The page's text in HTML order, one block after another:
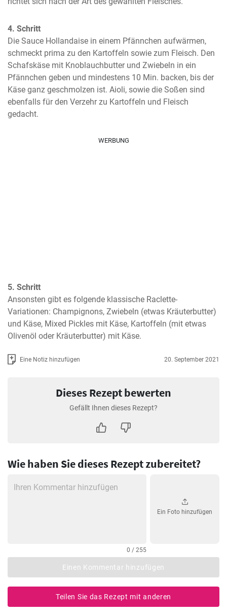
4. Schritt
Die Sauce Hollandaise in einem Pfännchen aufwärmen,
schmeckt prima zu den Kartoffeln sowie zum Fleisch. Den
Schafskäse mit Knoblauchbutter und Zwiebeln in ein
Pfännchen geben und mindestens 10 Min. backen, bis der
Käse ganz geschmolzen ist. Aioli, sowie die Soßen sind
ebenfalls für den Verzehr zu Kartoffeln und Fleisch
gedacht.
WERBUNG
5. Schritt
Ansonsten gibt es folgende klassische Raclette-
Variationen: Champignons, Zwiebeln (etwas Kräuterbutter)
und Käse, Mixed Pickles mit Käse, Kartoffeln (mit etwas
Olivenöl oder Kräuterbutter) mit Käse.
Eine Notiz hinzufügen 20. September 2021
Dieses Rezept bewerten
Gefällt Ihnen dieses Rezept?
Wie haben Sie dieses Rezept zubereitet?
0 / 255
Ein Foto hinzufügen
Einen Kommentar hinzufügen
Teilen Sie das Rezept mit anderen